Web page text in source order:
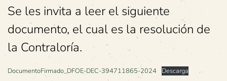
Se les invita a leer el siguiente
documento, el cual es la resolución de
la Contraloría.
DocumentoFirmado_DFOE-DEC-394711865-2024 Descarga